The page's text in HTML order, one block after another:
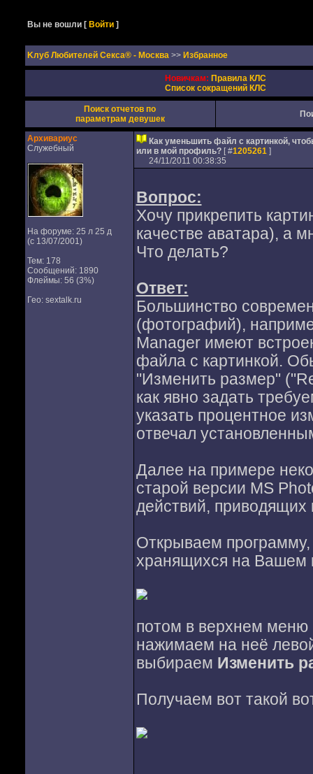
Вы не вошли [Войти ]
Kлуб Любителей Секса® - Москва >> Избранное
Новичкам: Правила КЛС
Список сокращений КЛС
Поиск отчетов по
параметрам девушек
Архивариус
Служебный
На форуме: 25 л 25 д
(с 13/07/2001)
Тем: 178
Сообщений: 1890
Флеймы: 56 (3%)
Гео: sextalk.ru
Как уменьшить файл с картинкой,
или в мой профиль? [ #1205261]
24/11/2011 00:38:35
Вопрос:
Хочу прикрепить
качестве аватара), а
Что делать?
Ответ:
Большинство
(фотографий),
Manager имеют
файла с картинкой.
"Изменить размер"
как явно задать
указать процентное
отвечал
Далее на примере
старой версии MS
действий, приводящих
Открываем
хранящихся на Вашем
потом в верхнем
нажимаем на неё
выбираем Изменить
Получаем вот такой